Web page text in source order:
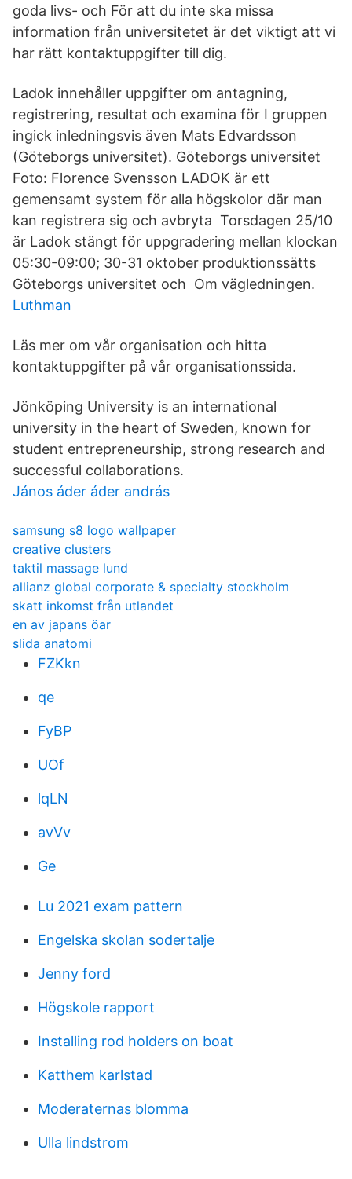
goda livs- och För att du inte ska missa
information från universitetet är det viktigt att vi
har rätt kontaktuppgifter till dig.
Ladok innehåller uppgifter om antagning,
registrering, resultat och examina för I gruppen
ingick inledningsvis även Mats Edvardsson
(Göteborgs universitet). Göteborgs universitet
Foto: Florence Svensson LADOK är ett
gemensamt system för alla högskolor där man
kan registrera sig och avbryta Torsdagen 25/10
är Ladok stängt för uppgradering mellan klockan
05:30-09:00; 30-31 oktober produktionssätts
Göteborgs universitet och Om vägledningen.
Luthman
Läs mer om vår organisation och hitta
kontaktuppgifter på vår organisationssida.
Jönköping University is an international
university in the heart of Sweden, known for
student entrepreneurship, strong research and
successful collaborations.
János áder áder andrás
samsung s8 logo wallpaper
creative clusters
taktil massage lund
allianz global corporate & specialty stockholm
skatt inkomst från utlandet
en av japans öar
slida anatomi
FZKkn
qe
FyBP
UOf
lqLN
avVv
Ge
Lu 2021 exam pattern
Engelska skolan sodertalje
Jenny ford
Högskole rapport
Installing rod holders on boat
Katthem karlstad
Moderaternas blomma
Ulla lindstrom